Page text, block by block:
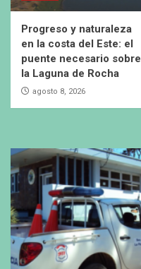
Progreso y naturaleza
en la costa del Este: el
puente necesario sobre
la Laguna de Rocha
agosto 8, 2026